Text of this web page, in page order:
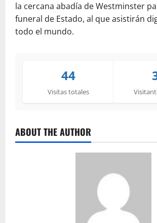
la cercana abadía de Westminster
funeral de Estado, al que asistirán
todo el mundo.
44
Visitas totales
ABOUT THE AUTHOR